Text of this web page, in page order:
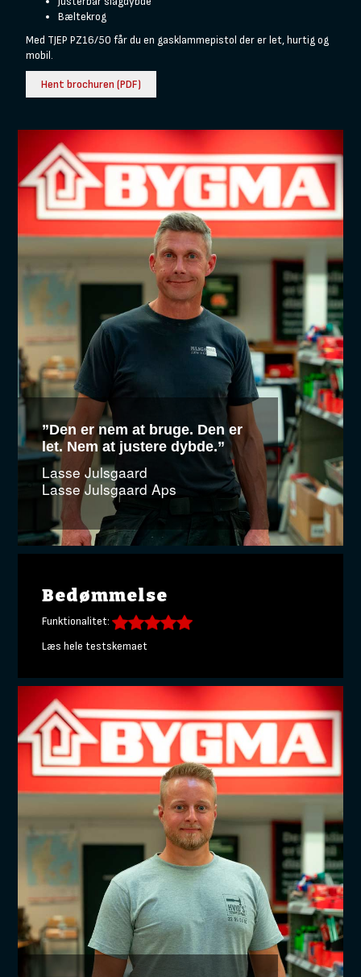
Bæltekrog
Med TJEP PZ16/50 får du en gasklammepistol der er let, hurtig og
mobil.
Hent brochuren (PDF)
”Den er nem at bruge. Den er
let. Nem at justere dybde.”
Lasse Julsgaard
Lasse Julsgaard Aps
Bedømmelse
Funktionalitet:
Læs hele testskemaet